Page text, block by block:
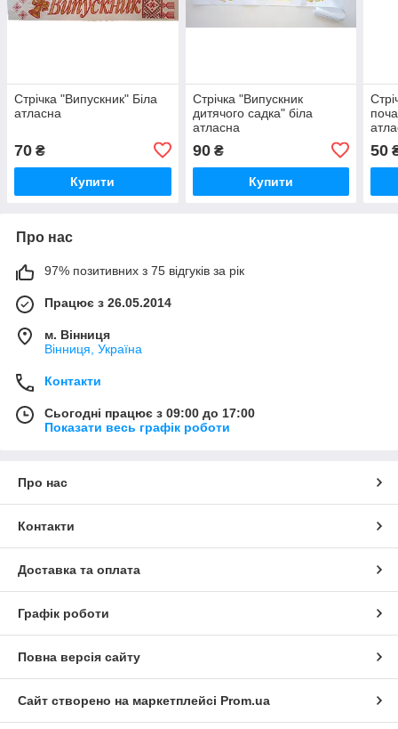
Стрічка "Випускник" Біла
атласна
70 ₴
Купити
Стрічка "Випускник
дитячого садка" біла
атласна
90₴
Купити
50
Про нас
97% позитивних з 75 відгуків за рік
Працює з 26.05.2014
м. Вінниця
Вінниця, Україна
Контакти
Сьогодні працює з 09:00 до 17:00
Показати весь графік роботи
Про нас
Контакти
Доставка та оплата
Графік роботи
Повна версія сайту
Сайт створено на маркетплейсі Prom.ua